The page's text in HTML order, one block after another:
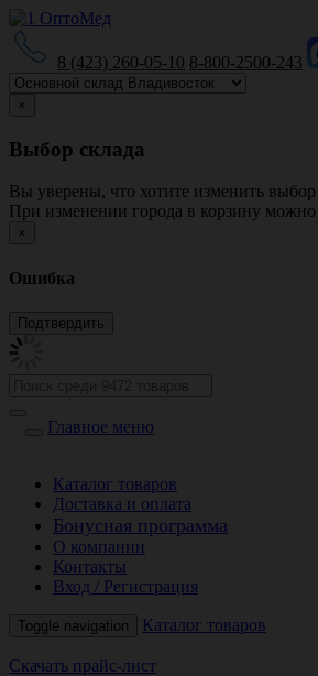
8 (423) 260-05-10 8-800-2500-243
×
Выбор склада
Вы уверены, что хотите изменить выбор
При изменении города в корзину
×
Ошибка
Главное меню
Каталог товаров
Доставка и оплата
Бонусная программа
О компании
Контакты
Вход / Регистрация
Toggle navigation Каталог товаров
Скачать прайс-лист